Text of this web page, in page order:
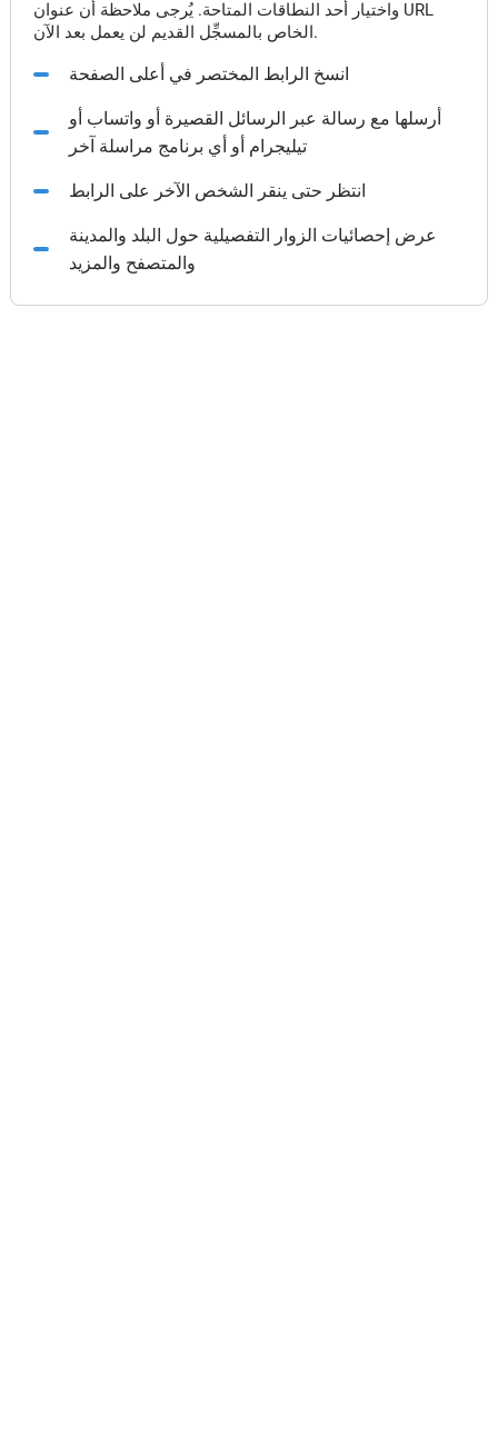
واختيار أحد النطاقات المتاحة. يُرجى ملاحظة أن عنوان URL
الخاص بالمسجِّل القديم لن يعمل بعد الآن.
انسخ الرابط المختصر في أعلى الصفحة
أرسلها مع رسالة عبر الرسائل القصيرة أو واتساب أو
تيليجرام أو أي برنامج مراسلة آخر
انتظر حتى ينقر الشخص الآخر على الرابط
عرض إحصائيات الزوار التفصيلية حول البلد والمدينة
والمتصفح والمزيد